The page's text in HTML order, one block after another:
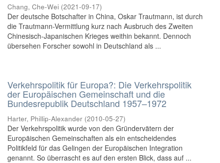
Chang, Che-Wei (2021-09-17)
Der deutsche Botschafter in China, Oskar Trautmann, ist durch
die Trautmann-Vermittlung kurz nach Ausbruch des Zweiten
Chinesisch-Japanischen Krieges weithin bekannt. Dennoch
übersehen Forscher sowohl in Deutschland als ...
Verkehrspolitik für Europa?: Die Verkehrspolitik
der Europäischen Gemeinschaft und die
Bundesrepublik Deutschland 1957–1972
Harter, Phillip-Alexander (2010-05-27)
Der Verkehrspolitik wurde von den Gründervätern der
Europäischen Gemeinschaften als ein entscheidendes
Politikfeld für das Gelingen der Europäischen Integration
genannt. So überrascht es auf den ersten Blick, dass auf ...